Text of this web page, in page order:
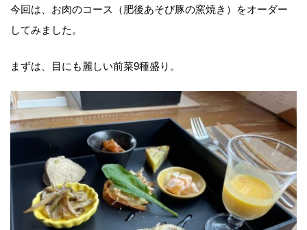
今回は、お肉のコース（肥後あそび豚の窯焼き）をオーダー
してみました。
まずは、目にも麗しい前菜9種盛り。